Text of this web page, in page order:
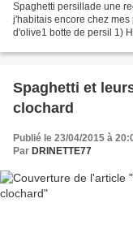
Spaghetti persillade une
j'habitais encore chez
d'olive1 botte de persil 1)
Spaghetti et
clochard
Publié le 23/04/2015 à
Par DRINETTE77